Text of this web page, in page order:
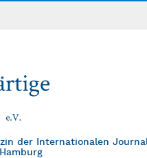
der Internationalen